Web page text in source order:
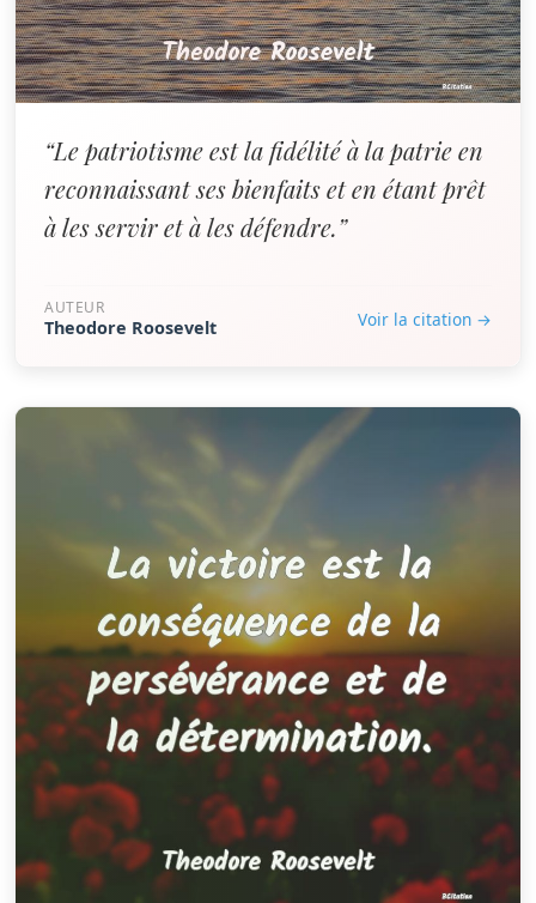
“Le patriotisme est la fidélité à la patrie en
reconnaissant ses bienfaits et en étant prêt
à les servir et à les défendre.”
AUTEUR
Theodore Roosevelt Voir la citation →